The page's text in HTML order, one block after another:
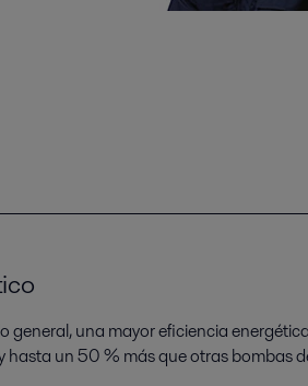
general, una mayor eficiencia
hasta un 50 % más que otras bombas